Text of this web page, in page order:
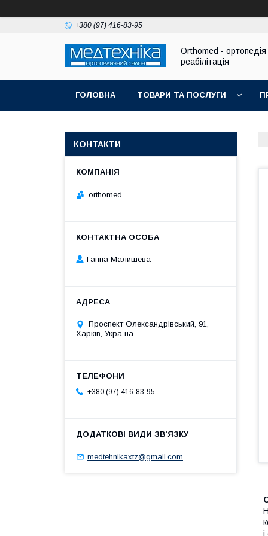
+380 (97) 416-83-95
Orthomed - ортопедія
реабілітація
ГОЛОВНА ТОВАРИ ТА ПОСЛУГИ
КОНТАКТИ
orthomed
Ганна Малишева
Проспект Олександрівський, 91,
Харків, Україна
+380 (97) 416-83-95
medtehnikaxtz@gmail.com